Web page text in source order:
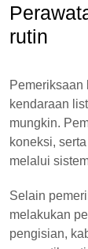
rutin
Pemeriksaan
kendaraan
mungkin.
koneksi,
melalui
Selain
melakukan
pengisian,